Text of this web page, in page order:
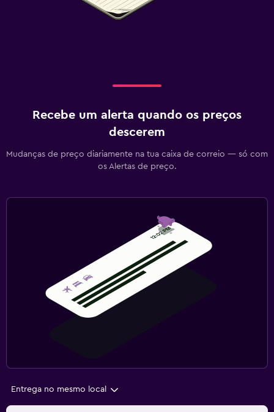
Recebe um alerta quando os preços
descerem
Mudanças de preço diariamente na tua caixa de correio — só com
os Alertas de preço.
Entrega no mesmo local